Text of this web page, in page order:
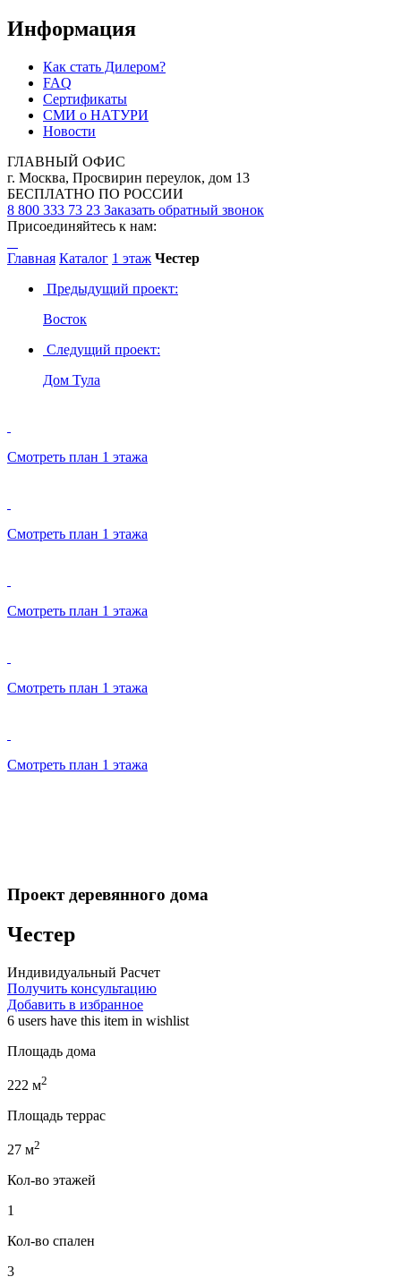
Информация
Как стать Дилером?
FAQ
Сертификаты
СМИ о НАТУРИ
Новости
ГЛАВНЫЙ ОФИС
г. Москва, Просвирин переулок, дом 13
БЕСПЛАТНО ПО РОССИИ
8 800 333 73 23 Заказать обратный звонок
Присоединяйтесь к нам:
Главная Каталог 1 этаж Честер
Предыдущий проект:
Восток
Следущий проект:
Дом Тула
Смотреть план 1 этажа
Смотреть план 1 этажа
Смотреть план 1 этажа
Смотреть план 1 этажа
Смотреть план 1 этажа
Проект деревянного дома
Честер
Индивидуальный Расчет
Получить консультацию
Добавить в избранное
6 users have this item in wishlist
Площадь дома
222 м2
Площадь террас
27 м2
Кол-во этажей
1
Кол-во спален
3